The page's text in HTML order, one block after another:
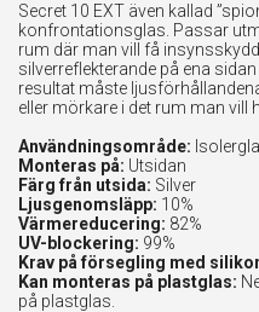
Secret 10 EXT även kallad
konfrontationsglas. Passar
rum där man vill få
silverreflekterande på ena
resultat måste
eller mörkare i det rum man vill
Användningsområde:
Monteras på: Utsidan
Färg från utsida: Silver
Ljusgenomsläpp: 10%
Värmereducering: 82%
UV-blockering: 99%
Krav på försegling med
Kan monteras på plastglas:
på plastglas.